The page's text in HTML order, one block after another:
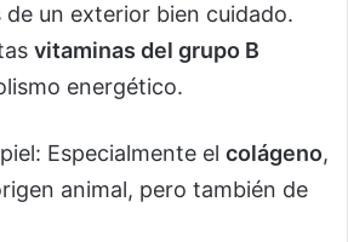
un exterior bien cuidado.
vitaminas del grupo B
energético.
Especialmente el colágeno,
animal, pero también de